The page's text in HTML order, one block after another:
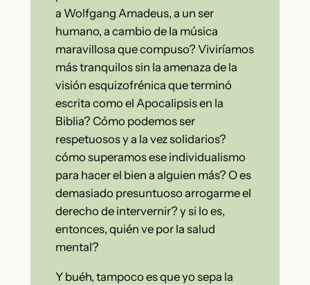
a Wolfgang Amadeus, a un ser
humano, a cambio de la música
maravillosa que compuso? Viviríamos
más tranquilos sin la amenaza de la
visión esquizofrénica que terminó
escrita como el Apocalipsis en la
Biblia? Cómo podemos ser
respetuosos y a la vez solidarios?
cómo superamos ese individualismo
para hacer el bien a alguien más? O es
demasiado presuntuoso arrogarme el
derecho de intervernir? y si lo es,
entonces, quién ve por la salud
mental?
Y buéh, tampoco es que yo sepa la